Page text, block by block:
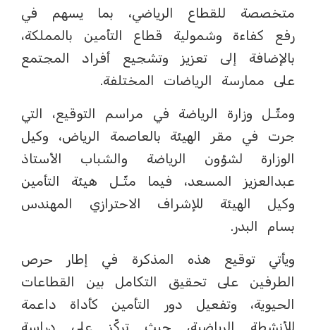
متخصصة للقطاع الرياضي، بما يسهم في
رفع كفاءة وشمولية قطاع التأمين بالمملكة،
بالإضافة إلى تعزيز وتشجيع أفراد المجتمع
على ممارسة الرياضات المختلفة.
ومثّـل وزارة الرياضة في مراسم التوقيع، التي
جرت في مقر الهيئة بالعاصمة الرياض، وكيل
الوزارة لشؤون الرياضة والشباب الأستاذ
عبدالعزيز المسعد، فيما مثّـل هيئة التأمين
وكيل الهيئة للإشراف الاحترازي المهندس
بسام البدر.
ويأتي توقيع هذه المذكرة في إطار حرص
الطرفين على تحقيق التكامل بين القطاعات
الحيوية، وتفعيل دور التأمين كأداة داعمة